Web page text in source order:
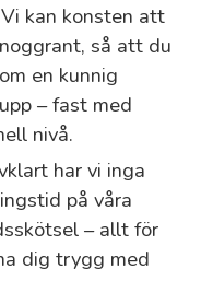
kan konsten att
så att du
en kunnig
– fast med
nivå.
har vi inga
på våra
– allt för
dig trygg med